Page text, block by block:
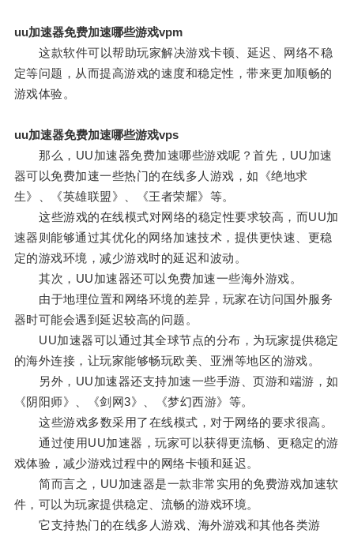
uu加速器免费加速哪些游戏vpm
这款软件可以帮助玩家解决游戏卡顿、延迟、网络不稳
定等问题，从而提高游戏的速度和稳定性，带来更加顺畅的
游戏体验。
uu加速器免费加速哪些游戏vps
那么，UU加速器免费加速哪些游戏呢？首先，UU加速
器可以免费加速一些热门的在线多人游戏，如《绝地求
生》、《英雄联盟》、《王者荣耀》等。
这些游戏的在线模式对网络的稳定性要求较高，而UU加
速器则能够通过其优化的网络加速技术，提供更快速、更稳
定的游戏环境，减少游戏时的延迟和波动。
其次，UU加速器还可以免费加速一些海外游戏。
由于地理位置和网络环境的差异，玩家在访问国外服务
器时可能会遇到延迟较高的问题。
UU加速器可以通过其全球节点的分布，为玩家提供稳定
的海外连接，让玩家能够畅玩欧美、亚洲等地区的游戏。
另外，UU加速器还支持加速一些手游、页游和端游，如
《阴阳师》、《剑网3》、《梦幻西游》等。
这些游戏多数采用了在线模式，对于网络的要求很高。
通过使用UU加速器，玩家可以获得更流畅、更稳定的游
戏体验，减少游戏过程中的网络卡顿和延迟。
简而言之，UU加速器是一款非常实用的免费游戏加速软
件，可以为玩家提供稳定、流畅的游戏环境。
它支持热门的在线多人游戏、海外游戏和其他各类游